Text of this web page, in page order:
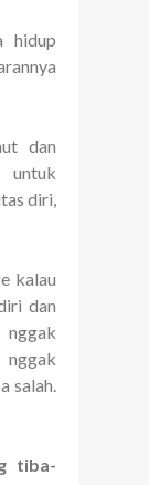
hidup
dan
untuk
diri,
kalau
dan
nggak
salah.
tiba-